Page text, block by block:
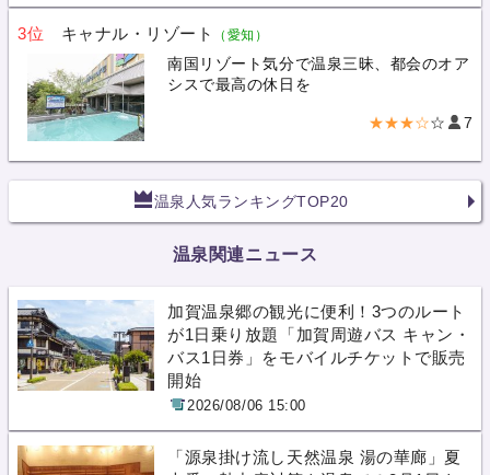
3位 キャナル・リゾート （愛知）
南国リゾート気分で温泉三昧、都会のオア
シスで最高の休日を
★★★☆☆ 7
温泉人気ランキングTOP20
温泉関連ニュース
加賀温泉郷の観光に便利！3つのルート
が1日乗り放題「加賀周遊バス キャン・
バス1日券」をモバイルチケットで販売
開始
2026/08/06 15:00
「源泉掛け流し天然温泉 湯の華廊」夏